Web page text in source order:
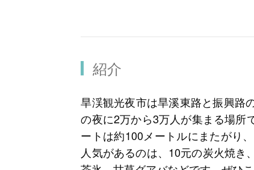
紹介
旱渓観光夜市は旱溪東路と振興路
の夜に2万から3万人が集まる場所
ートは約100メートルにまたがり
人気があるのは、10元の炭火焼